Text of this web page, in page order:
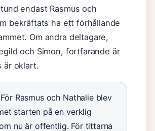
endast Rasmus och
bekräftats ha ett förhållande
Om andra deltagare,
och Simon, fortfarande är
är oklart.
För Rasmus och Nathalie blev
starten på en verklig
nu är offentlig. För tittarna